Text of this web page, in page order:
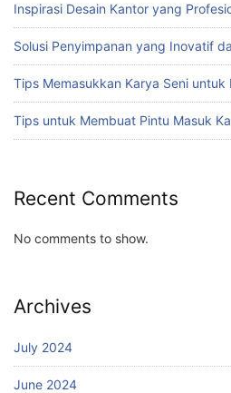
Inspirasi Desain Kantor yang
Solusi Penyimpanan yang Inovatif
Tips Memasukkan Karya Seni untuk
Tips untuk Membuat Pintu Masuk
Recent Comments
No comments to show.
Archives
July 2024
June 2024